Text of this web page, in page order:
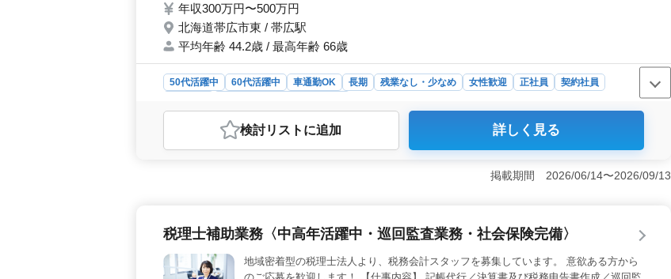
年収300万円〜500万円
北海道帯広市東 / 帯広駅
平均年齢 44.2歳 / 最高年齢 66歳
50代活躍中 60代活躍中 車通勤OK 長期 残業なし・少なめ 女性歓迎 正社員
契約社員
おすすめポイント
＜経験を活かした職場環境＞ この求人では病院での調理経験が活かせます。主な業務内容には
活躍中で、これまでの経験とスキルを活かし、さらに向上させる機会があります。 ＜働きや
制＞ この求人は残業が一切なく、規則正しい勤務が可能です。就業時間は早番と遅番のシフト
が整っており、ワークライフバランスを大切にした働き方が可能です。
検討リスト に追加 詳しく見る
掲載期間 2026/06/14〜2026/09/13
税理士補助業務〈中高年活躍中・巡回監査業務・社会保険完備〉
地域密着型の税理士法人より、税務会計スタッフを募集しています。 意欲ある方から